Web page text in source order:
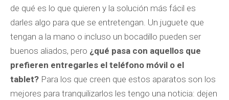
de qué es lo que quieren y la solución más fácil es
darles algo para que se entretengan. Un juguete que
tengan a la mano o incluso un bocadillo pueden ser
buenos aliados, pero ¿qué pasa con aquellos que
prefieren entregarles el teléfono móvil o el
tablet? Para los que creen que estos aparatos son los
mejores para tranquilizarlos les tengo una noticia: dejen